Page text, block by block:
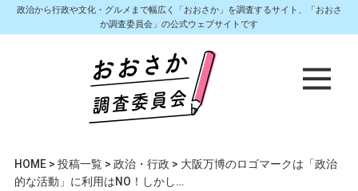
政治から行政や文化・グルメまで幅広く「おおさか」を調査するサイト、「おおさ
か調査委員会」の公式ウェブサイトです
HOME> 投稿一覧> 政治・行政 > 大阪万博のロゴマークは「政治
的な活動」に利用はNO！しかし…